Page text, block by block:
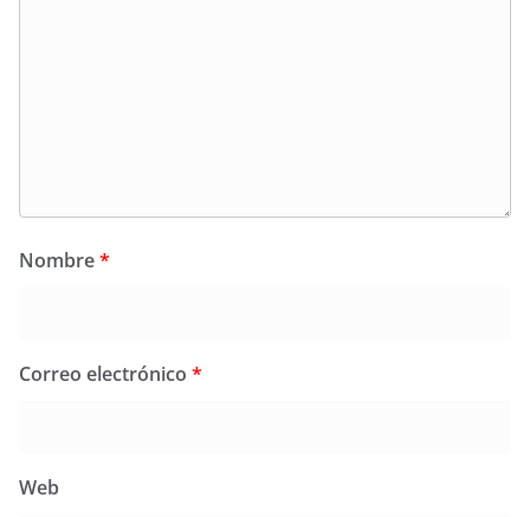
Nombre*
Correo electrónico *
Web